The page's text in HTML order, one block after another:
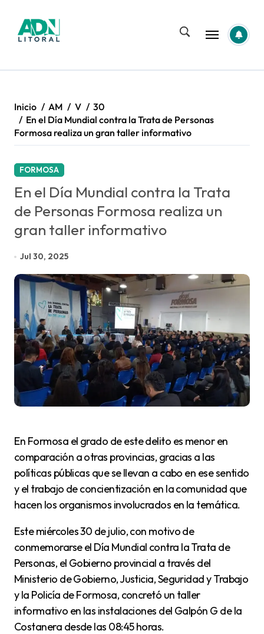
contenido
Inicio AM V
30
En el Día Mundial contra la Trata de Personas
Formosa realiza un gran taller informativo
FORMOSA
En el Día Mundial contra la Trata
de Personas Formosa realiza un
gran taller informativo
Jul 30, 2025
En Formosa el grado de este delito es menor en
comparación a otras provincias, gracias a las
políticas públicas que se llevan a cabo en ese sentido
y el trabajo de concientización en la comunidad que
hacen los organismos involucrados en la temática.
Este miércoles 30 de julio, con motivo de
conmemorarse el Día Mundial contra la Trata de
Personas, el Gobierno provincial a través del
Ministerio de Gobierno, Justicia, Seguridad y Trabajo
y la Policía de Formosa, concretó un taller
informativo en las instalaciones del Galpón G de la
Costanera desde las 08:45 horas.